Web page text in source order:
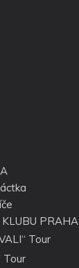
PRAHA
Tour
Tour